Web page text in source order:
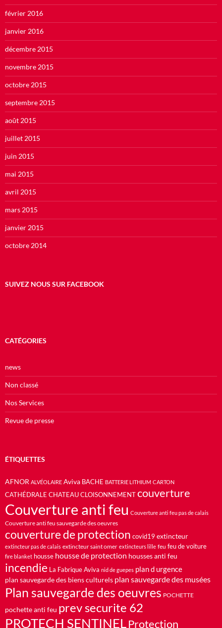
février 2016
janvier 2016
décembre 2015
novembre 2015
octobre 2015
septembre 2015
août 2015
juillet 2015
juin 2015
mai 2015
avril 2015
mars 2015
janvier 2015
octobre 2014
SUIVEZ NOUS SUR FACEBOOK
CATÉGORIES
news
Non classé
Nos Services
Revue de presse
ÉTIQUETTES
AFNOR ALVÉOLAIRE Aviva BACHE BATTERIE LITHIUM CARTON
CATHÉDRALE CHATEAU CLOISONNEMENT couverture
Couverture anti feu Couverture anti feu pas de calais
Couverture anti feu sauvegarde des oeuvres
couverture de protection covid19 extincteur
extincteur pas de calais extincteur saint omer extincteurs lille feu feu de voiture
fire blanket housse housse de protection housses anti feu
incendie La Fabrique Aviva nid de guepes plan d urgence
plan sauvegarde des biens culturels plan sauvegarde des musées
Plan sauvegarde des oeuvres POCHETTE
pochette anti feu prev securite 62
PROTECH SENTINELProtection